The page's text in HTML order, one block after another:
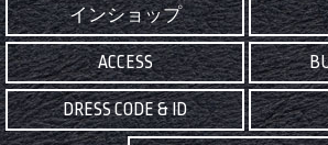
インショップ
ACCESS
DRESS CODE & ID